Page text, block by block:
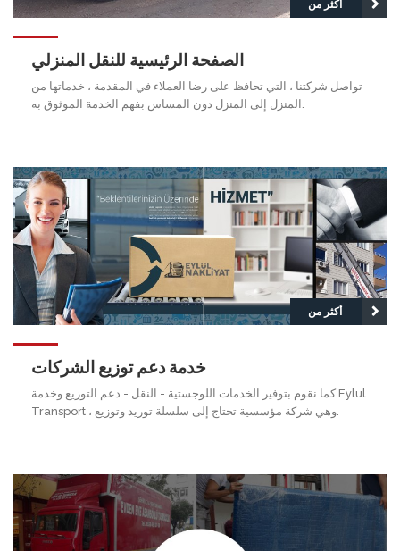
أكثر من
الصفحة الرئيسية للنقل المنزلي
تواصل شركتنا ، التي تحافظ على رضا العملاء في المقدمة ، خدماتها من
المنزل إلى المنزل دون المساس بفهم الخدمة الموثوق به.
أكثر من
خدمة دعم توزيع الشركات
كما نقوم بتوفير الخدمات اللوجستية - النقل - دعم التوزيع وخدمة Eylul
Transport ، وهي شركة مؤسسية تحتاج إلى سلسلة توريد وتوزيع.